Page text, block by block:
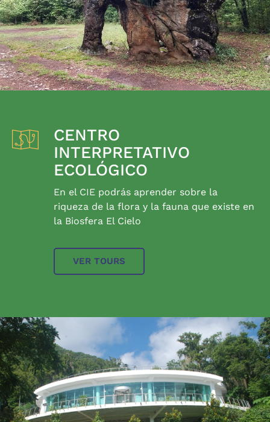
CENTRO
INTERPRETATIVO
ECOLÓGICO
En el CIE podrás aprender sobre la
riqueza de la flora y la fauna que existe en
la Biosfera El Cielo
VER TOURS